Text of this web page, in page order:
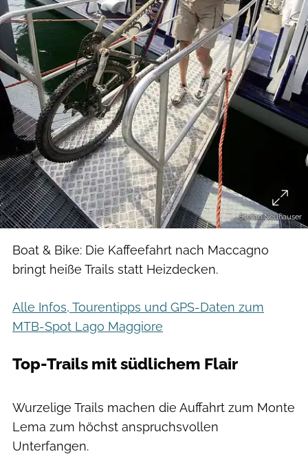
Stefan Neuhauser
Boat & Bike: Die Kaffeefahrt nach Maccagno
bringt heiße Trails statt Heizdecken.
Alle Infos, Tourentipps und GPS-Daten zum
MTB-Spot Lago Maggiore
Top-Trails mit südlichem Flair
Wurzelige Trails machen die Auffahrt zum Monte
Lema zum höchst anspruchsvollen
Unterfangen.